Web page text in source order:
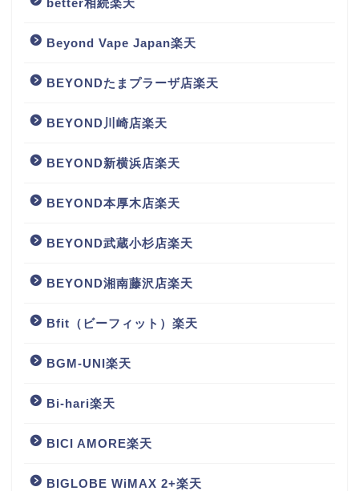
Beyond Vape Japan楽天
BEYONDたまプラーザ店楽天
BEYOND川崎店楽天
BEYOND新横浜店楽天
BEYOND本厚木店楽天
BEYOND武蔵小杉店楽天
BEYOND湘南藤沢店楽天
Bfit（ビーフィット）楽天
BGM‐UNI楽天
Bi-hari楽天
BICI AMORE楽天
BIGLOBE WiMAX 2+楽天